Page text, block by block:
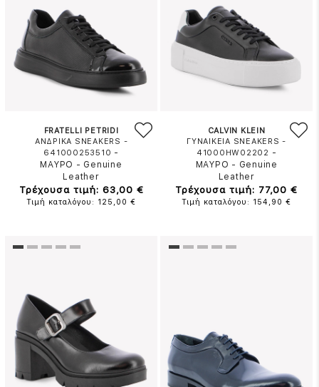
FRATELLI PETRIDI
ΑΝΔΡΙΚΑ SNEAKERS -
641000253510 -
ΜΑΥΡΟ - Genuine
Leather
Τρέχουσα τιμή: 63,00 €
Τιμή καταλόγου: 125,00 €
CALVIN KLEIN
ΓΥΝΑΙΚΕΙΑ SNEAKERS -
41000HW02202 -
ΜΑΥΡΟ - Genuine
Leather
Τρέχουσα τιμή: 77,00 €
Τιμή καταλόγου: 154,90 €